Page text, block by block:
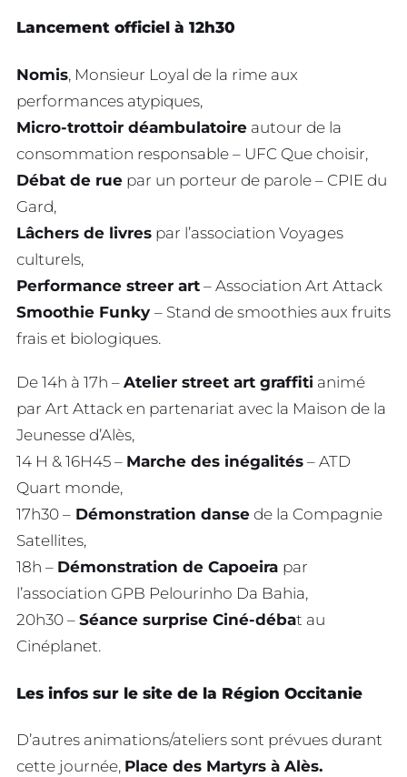
Lancement officiel à 12h30
Nomis, Monsieur Loyal de la rime aux
performances atypiques,
Micro-trottoir déambulatoire autour de la
consommation responsable – UFC Que choisir,
Débat de rue par un porteur de parole – CPIE du
Gard,
Lâchers de livres par l’association Voyages
culturels,
Performance streer art – Association Art Attack
Smoothie Funky – Stand de smoothies aux fruits
frais et biologiques.
De 14h à 17h – Atelier street art graffiti animé
par Art Attack en partenariat avec la Maison de la
Jeunesse d’Alès,
14 H & 16H45 – Marche des inégalités – ATD
Quart monde,
17h30 – Démonstration danse de la Compagnie
Satellites,
18h – Démonstration de Capoeira par
l’association GPB Pelourinho Da Bahia,
20h30 – Séance surprise Ciné-débat au
Cinéplanet.
Les infos sur le site de la Région Occitanie
D’autres animations/ateliers sont prévues durant
cette journée, Place des Martyrs à Alès.